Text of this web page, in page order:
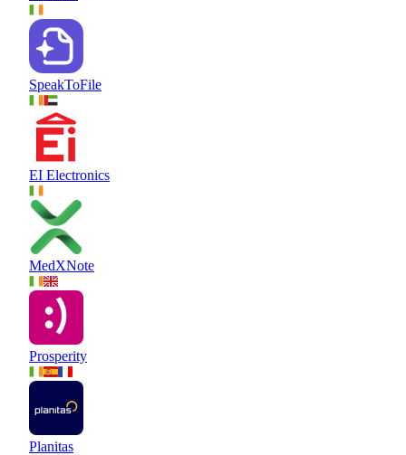
SpeakToFile
EI Electronics
MedXNote
Prosperity
Planitas